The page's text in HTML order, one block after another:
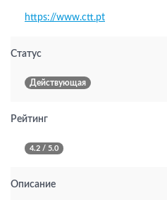
https://www.ctt.pt
Статус
Действующая
Рейтинг
4.2 / 5.0
Описание